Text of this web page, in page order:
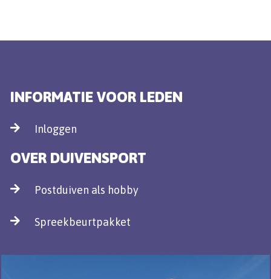
INFORMATIE VOOR LEDEN
Inloggen
OVER DUIVENSPORT
Postduiven als hobby
Spreekbeurtpakket